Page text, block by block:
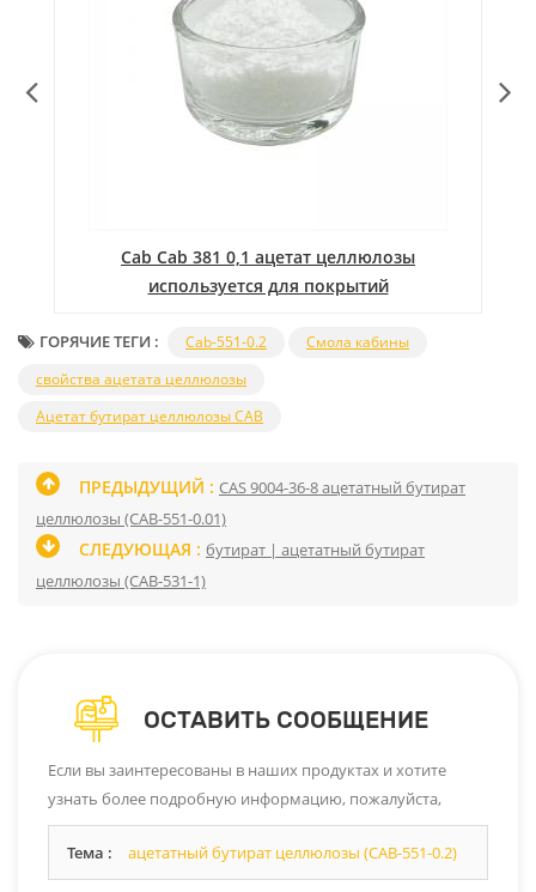
Cab Cab 381 0,1 ацетат целлюлозы
используется для покрытий
ГОРЯЧИЕ ТЕГИ : Cab-551-0.2
Смола кабины
свойства ацетата целлюлозы
Ацетат бутират целлюлозы CAB
ПРЕДЫДУЩИЙ : CAS 9004-36-8 ацетатный бутират
целлюлозы (CAB-551-0.01)
СЛЕДУЮЩАЯ : бутират | ацетатный бутират
целлюлозы (CAB-531-1)
ОСТАВИТЬ СООБЩЕНИЕ
Если вы заинтересованы в наших продуктах и ​​хотите
узнать более подробную информацию, пожалуйста,
оставьте сообщение здесь, и мы ответим вам, как только
сможем.
Тема : ацетатный бутират целлюлозы (CAB-551-0.2)